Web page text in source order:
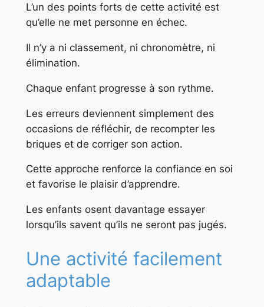
L’un des points forts de cette activité est
qu’elle ne met personne en échec.
Il n’y a ni classement, ni chronomètre, ni
élimination.
Chaque enfant progresse à son rythme.
Les erreurs deviennent simplement des
occasions de réfléchir, de recompter les
briques et de corriger son action.
Cette approche renforce la confiance en soi
et favorise le plaisir d’apprendre.
Les enfants osent davantage essayer
lorsqu’ils savent qu’ils ne seront pas jugés.
Une activité facilement
adaptable